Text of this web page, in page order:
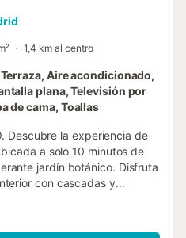
1,4 km al centro
Aire acondicionado,
plana, Televisión por
de cama, Toallas
Descubre la experiencia de
a solo 10 minutos de
jardín botánico. Disfruta
con cascadas y
esto con la máxima
para familias o grupos.